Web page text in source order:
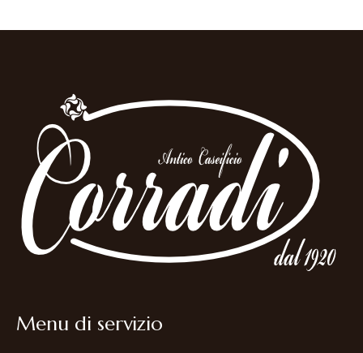
Menu di servizio